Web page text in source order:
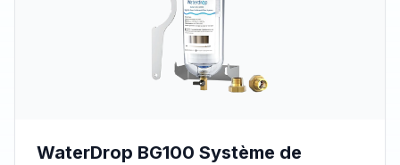
WaterDrop BG100 Système de